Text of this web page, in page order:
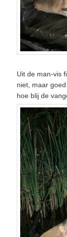
Uit de man-vis
niet, maar
hoe blij de